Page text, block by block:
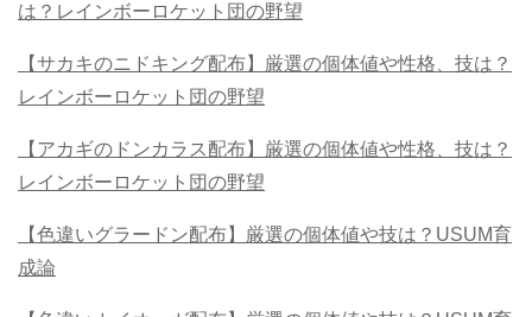
は？レインボーロケット団の野望
【サカキのニドキング配布】厳選の個体値や性格、技は？
レインボーロケット団の野望
【アカギのドンカラス配布】厳選の個体値や性格、技は？
レインボーロケット団の野望
【色違いグラードン配布】厳選の個体値や技は？USUM育
成論